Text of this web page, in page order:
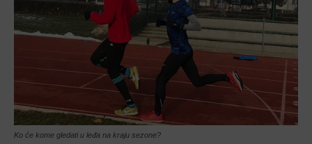
Ko će kome gledati u leđa na kraju sezone?